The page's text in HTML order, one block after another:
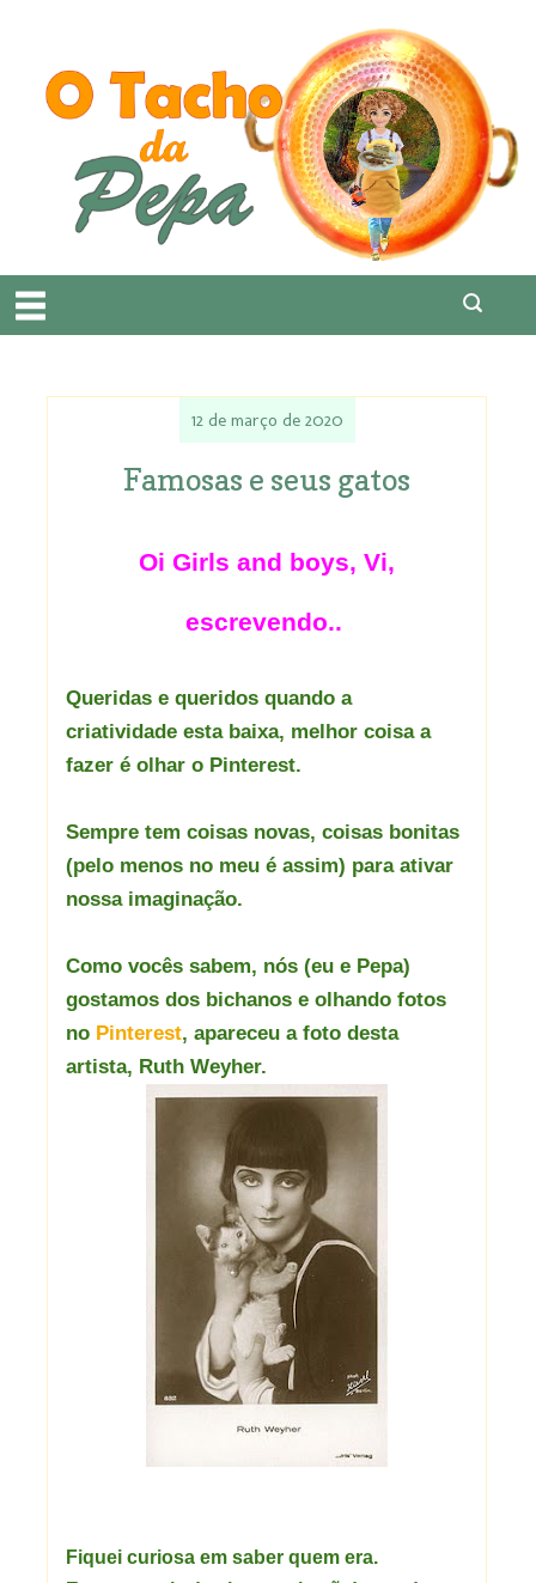
12 de março de 2020
Famosas e seus gatos
Oi Girls and boys, Vi,
escrevendo..
Queridas e queridos quando a
criatividade esta baixa, melhor coisa a
fazer é olhar o Pinterest.
Sempre tem coisas novas, coisas bonitas
(pelo menos no meu é assim) para ativar
nossa imaginação.
Como vocês sabem, nós (eu e Pepa)
gostamos dos bichanos e olhando fotos
no Pinterest, apareceu a foto desta
artista, Ruth Weyher.
Fiquei curiosa em saber quem era.